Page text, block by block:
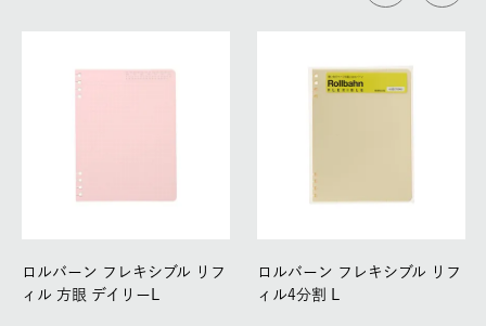
ロルバーン フレキシブル リフ
ィル 方眼 デイリーL
ロルバーン フレキシブル リフ
ィル4分割 L